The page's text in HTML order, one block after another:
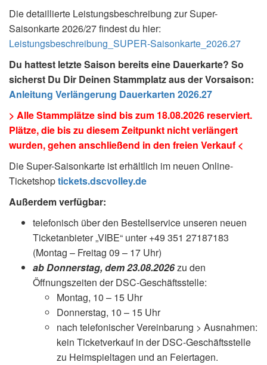
Die detaillierte Leistungsbeschreibung zur Super-
Saisonkarte 2026/27 findest du hier:
Leistungsbeschreibung_SUPER-Saisonkarte_2026.27
Du hattest letzte Saison bereits eine Dauerkarte? So
sicherst Du Dir Deinen Stammplatz aus der Vorsaison:
Anleitung Verlängerung Dauerkarten 2026.27
> Alle Stammplätze sind bis zum 18.08.2026 reserviert.
Plätze, die bis zu diesem Zeitpunkt nicht verlängert
wurden, gehen anschließend in den freien Verkauf <
Die Super-Saisonkarte ist erhältlich im neuen Online-
Ticketshoptickets.dscvolley.de
Außerdem verfügbar:
telefonisch über den Bestellservice unseren neuen
Ticketanbieter „VIBE“ unter +49 351 27187183
(Montag – Freitag 09 – 17 Uhr)
ab Donnerstag, dem 23.08.2026zu den
Öffnungszeiten der DSC-Geschäftsstelle:
Montag, 10 – 15 Uhr
Donnerstag, 10 – 15 Uhr
nach telefonischer Vereinbarung > Ausnahmen:
kein Ticketverkauf in der DSC-Geschäftsstelle
zu Heimspieltagen und an Feiertagen.